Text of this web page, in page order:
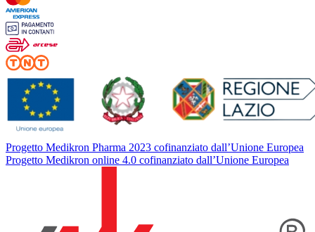
Progetto Medikron Pharma 2023 cofinanziato dall’Unione Europea
Progetto Medikron online 4.0 cofinanziato dall’Unione Europea